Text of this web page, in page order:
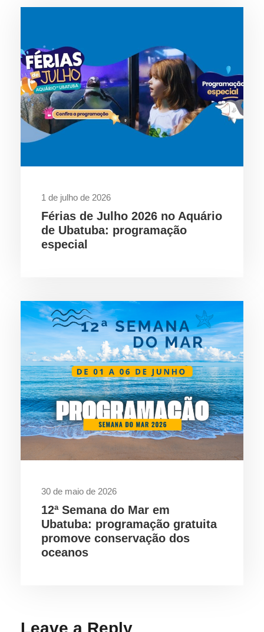
1 de julho de 2026
Férias de Julho 2026 no Aquário
de Ubatuba: programação
especial
30 de maio de 2026
12ª Semana do Mar em
Ubatuba: programação gratuita
promove conservação dos
oceanos